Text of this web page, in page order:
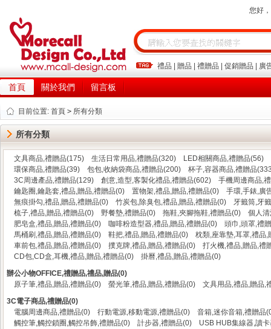
您好
禮品 贈品 禮贈品 促銷贈品 廣
首頁 關於我們 留言板
目前位置: 首頁 > 所有分類
所有分類
文具商品,禮贈品(175) 生活日常用品,禮贈品(320)
LED相關商品,禮贈品(56)
環保商品,禮贈品(39)
包包,收納袋商品,禮贈品(200)
杯子,容器商品,禮贈品
3C周邊產品,禮贈品(129)
創意,造型,客製化禮品,禮贈品(602)
手機周邊商品,
鑰匙圈,鑰匙套,禮品,贈品,禮贈品(0)
置物架,禮品,贈品,禮贈品(0)
手環,手錶,廣
無痕掛勾,禮品,贈品,禮贈品(0)
竹炭包,除臭包,禮品,贈品,禮贈品(0)
牙籤筒,牙
梳子,禮品,贈品,禮贈品(0)
野餐墊,禮贈品(0) 拖鞋,夾腳拖鞋,禮贈品(0)
個人
肥皂盒,禮品,贈品,禮贈品(0)
咖啡粉造型器,禮品,贈品,禮贈品(0)
頭巾,頭罩,禮
馬桶刷,禮品,贈品,禮贈品(0)
鞋把,禮品,贈品,禮贈品(0)
枕類,座靠墊,耳罩,禮品,
車前包,禮品,贈品,禮贈品(0)
撲克牌,禮品,贈品,禮贈品(0)
打火機,禮品,贈品,禮
CD包,CD盒,耳機,禮品,贈品,禮贈品(0)
掛曆,禮品,贈品,禮贈品(0)
辦公小物OFFICE,禮贈品,禮品,贈品(0)
原子筆,禮品,贈品,禮贈品(0)
螢光筆,禮品,贈品,禮贈品(0)
文具用品,禮品,贈品,
3C電子商品,禮贈品(0)
電腦周邊商品,禮贈品(0)
行動電源,移動電源,禮贈品(0)
音箱,迷你音箱,禮贈品
觸控筆,觸控鎖圈,觸控吊飾,禮贈品(0)
計步器,禮贈品(0)
USB HUB集線器,讀